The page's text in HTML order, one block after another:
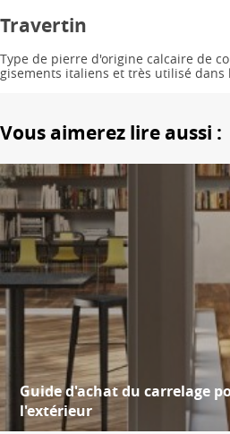
Travertin
Type de pierre d'origine calcaire de
gisements italiens et très utilisé
Vous aimerez lire aussi :
Guide d'achat du carrelage
l'extérieur